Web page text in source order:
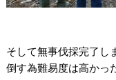
そして無事伐採完了し
倒す為難易度は高かっ